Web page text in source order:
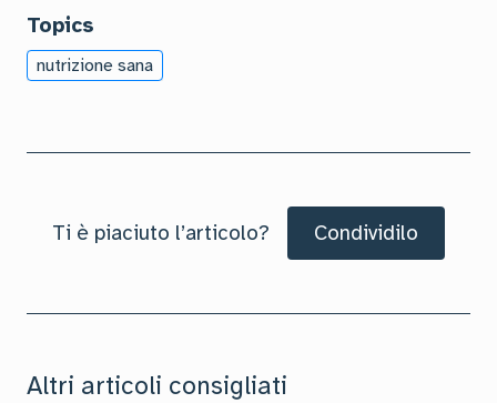
Topics
nutrizione sana
Ti è piaciuto l’articolo? Condividilo
Altri articoli consigliati